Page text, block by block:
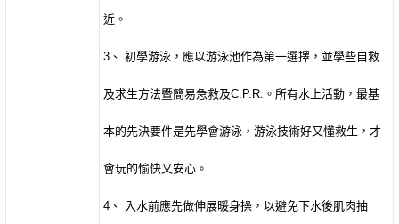
近。
3 、 初學游泳，應以游泳池作為第一選擇，並學些自救
及求生方法暨簡易急救及C.P.R. 。所有水上活動，最基
本的先決要件是先學會游泳，游泳技術好又懂救生，才
會玩的愉快又安心。
4 、 入水前應先做伸展暖身操，以避免下水後肌肉抽